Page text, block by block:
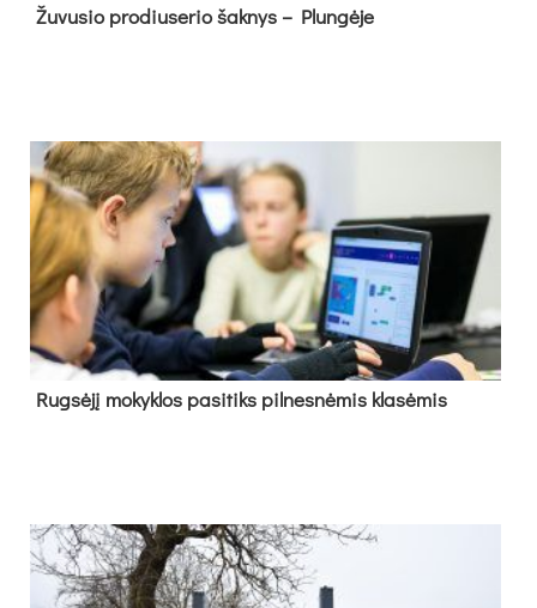
Žu­vu­sio pro­diu­se­rio šak­nys – Plun­gė­je
Rug­sė­jį mo­kyk­los pa­si­tiks pil­nes­nė­mis kla­sė­mis